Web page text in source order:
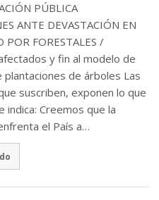
PÚBLICA
ANTE DEVASTACIÓN EN
POR FORESTALES /
y fin al modelo de
plantaciones de árboles Las
suscriben, exponen lo que
indica: Creemos que la
el País a…